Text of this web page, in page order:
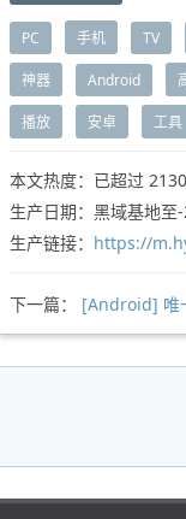
PC 手机 TV
神器 Android
播放 安卓 工具
本文热度：已超过
生产日期：黑域基地至
生产链接： https://
下一篇： [Android] 唯